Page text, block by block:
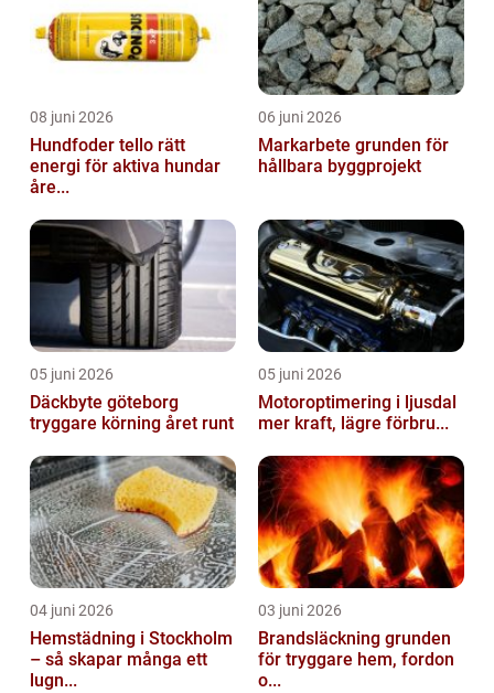
08 juni 2026
Hundfoder tello rätt
energi för aktiva hundar
åre...
06 juni 2026
Markarbete grunden för
hållbara byggprojekt
05 juni 2026
Däckbyte göteborg
tryggare körning året runt
05 juni 2026
Motoroptimering i ljusdal
mer kraft, lägre förbru...
04 juni 2026
Hemstädning i Stockholm
– så skapar många ett
lugn...
03 juni 2026
Brandsläckning grunden
för tryggare hem, fordon
o...